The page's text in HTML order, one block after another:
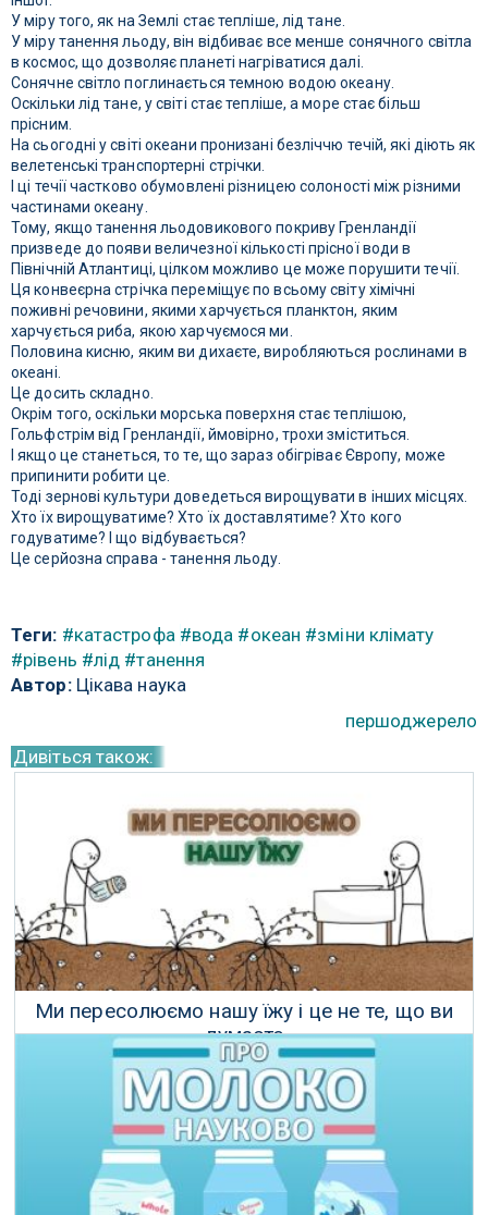
У міру того, як на Землі стає тепліше, лід тане.
У міру танення льоду, він відбиває все менше сонячного світла
в космос, що дозволяє планеті нагріватися далі.
Сонячне світло поглинається темною водою океану.
Оскільки лід тане, у світі стає тепліше, а море стає більш
прісним.
На сьогодні у світі океани пронизані безліччю течій, які діють як
велетенські транспортерні стрічки.
І ці течії частково обумовлені різницею солоності між різними
частинами океану.
Тому, якщо танення льодовикового покриву Гренландії
призведе до появи величезної кількості прісної води в
Північній Атлантиці, цілком можливо це може порушити течії.
Ця конвеєрна стрічка переміщує по всьому світу хімічні
поживні речовини, якими харчується планктон, яким
харчується риба, якою харчуємося ми.
Половина кисню, яким ви дихаєте, виробляються рослинами в
океані.
Це досить складно.
Окрім того, оскільки морська поверхня стає теплішою,
Гольфстрім від Гренландії, ймовірно, трохи зміститься.
І якщо це станеться, то те, що зараз обігріває Європу, може
припинити робити це.
Тоді зернові культури доведеться вирощувати в інших місцях.
Хто їх вирощуватиме? Хто їх доставлятиме? Хто кого
годуватиме? І що відбувається?
Це серйозна справа - танення льоду.
Теги: #катастрофа #вода #океан #зміни клімату
#рівень #лід #танення
Автор:Цікава наука
першоджерело
Дивіться також:
Ми пересолюємо нашу їжу і це не те, що ви
думаєте
13 Липня 2017 р.